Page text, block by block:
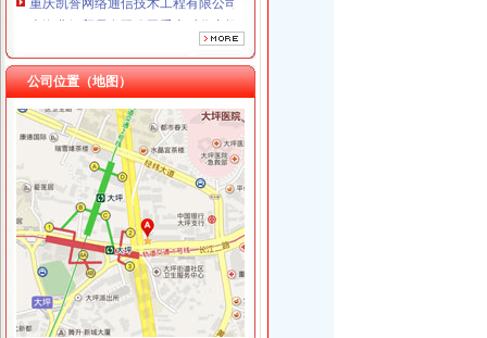
上海兆妩贸易有限公司重庆时代广场分公司 渝中 （工商注册）
杭州思锐贸易有限公司重庆分公司 渝中 （工商注册）
重庆百谷农业开发有限公司 渝中650万 （注册）
公司位置（地图）
工商动态
巴南局认真抓好新《公司法》的渝中区工商代办贯彻实施
江北局四项措施加种子市渝中区代办营业执照场监管保护春耕播种
市工商局携重庆企业赴万州“招买马”渝中区代办营业执照
忠县工商局开展“两节”重庆代办公司期间食品市场大检查
梁平县工商局“三大工程”渝中区代办公司加队伍建设
大渡口区工商分局重庆代办营业执照整中介机构做到＂四个到位＂